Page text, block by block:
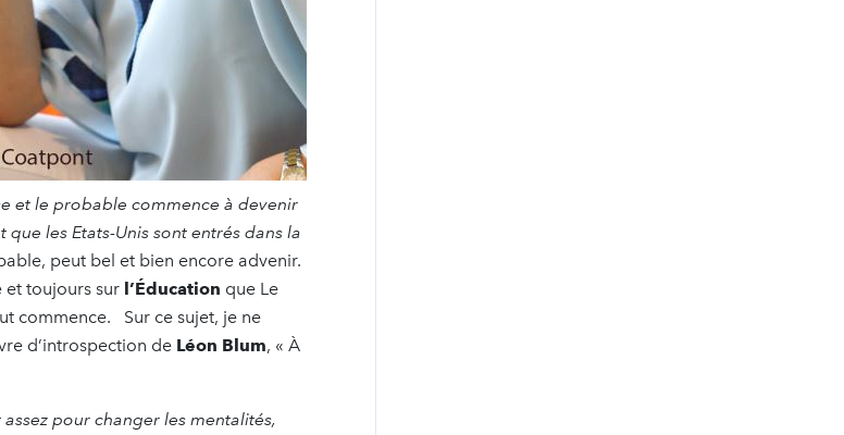
et le probable commence à devenir
les Etats-Unis sont entrés dans la
peut bel et bien encore advenir.
et toujours sur l’Éducation que Le
commence. Sur ce sujet, je ne
d’introspection de Léon Blum, « À
pour changer les mentalités,